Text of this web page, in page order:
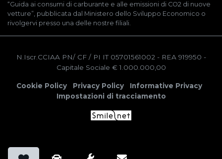
“Guida ai consumi di carburante e alle emissioni di CO2 di nuove
vetture”, pubblicata dal Ministero dello Sviluppo Economico o
rivolgervi presso una delle nostre filiali.
N.Iscr.CCIAA PN/ CF / PI IT 05701561002 - REA 919950 -
Capitale Sociale € 1.000.000,00
Cookie Policy Privacy Policy
Informative Privacy
Impostazioni di tracciamento